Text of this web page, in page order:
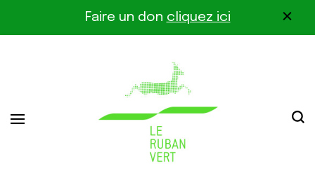
Faire un don cliquez ici